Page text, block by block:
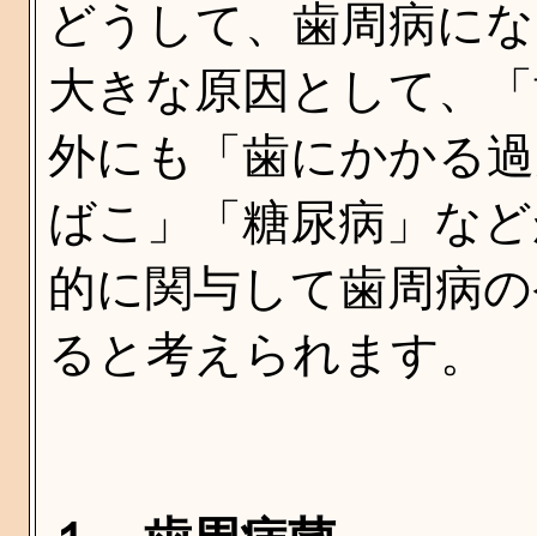
どうして、歯周病に
大きな原因として、
外にも「歯にかかる
ばこ」「糖尿病」な
的に関与して歯周病
ると考えられます。